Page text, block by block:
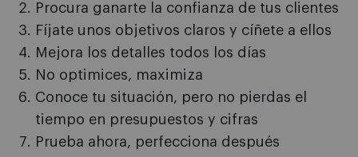
Procura ganarte la confianza de tus clientes
Fíjate unos objetivos claros y cíñete a ellos
Mejora los detalles todos los días
No optimices, maximiza
Conoce tu situación, pero no pierdas el
tiempo en presupuestos y cifras
Prueba ahora, perfecciona después